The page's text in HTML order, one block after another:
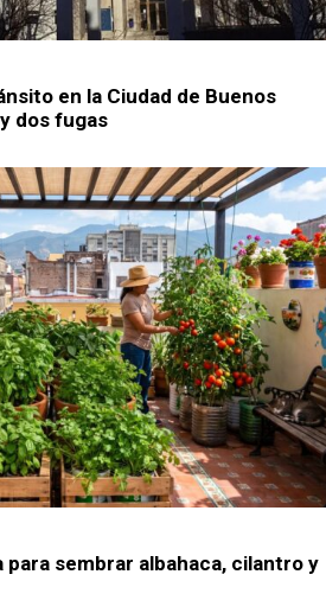
en la Ciudad de Buenos
dos fugas
sembrar albahaca, cilantro y